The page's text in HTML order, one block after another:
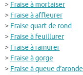
> Fraise à mortaiser
> Fraise à affleurer
> Fraise quart de rond
> Fraise à feuillurer
> Fraise à rainurer
> Fraise à gorge
> Fraise à queue d’aronde